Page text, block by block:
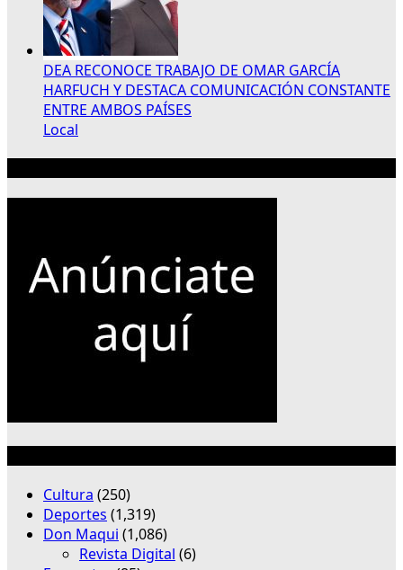
DEA RECONOCE TRABAJO DE OMAR GARCÍA
HARFUCH Y DESTACA COMUNICACIÓN CONSTANTE
ENTRE AMBOS PAÍSES
Local
Cultura (250)
Deportes (1,319)
Don Maqui (1,086)
Revista Digital (6)